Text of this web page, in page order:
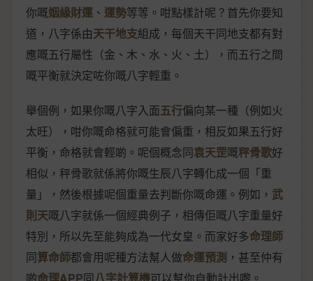
你嘅姻緣財運 、 運勢等等。咁點樣計呢？首先你要知
道，八字係由天干地支組成，每個天干同地支都有對
應嘅五行屬性（金、木、水、火、土），而五行之間
嘅平衡就決定咗你嘅八字輕重。
舉個例，如果你嘅八字入面五行偏向某一種（例如火
太旺），咁你嘅命格就可能會偏重，相反如果五行好
平衡，命格就會輕啲。呢個概念同袁天罡嘅秤骨歌好
相似，秤骨歌就係將你嘅生辰八字轉化成一個「重
量」，然後根據呢個重量去判斷你嘅命運。例如， 武
則天嘅八字就係一個經典例子，相傳佢嘅八字重量好
特別，所以先至能夠成為一代女皇。而家好多命理師
同算命師都會用呢種方法幫人做命運預測 ，甚至仲有